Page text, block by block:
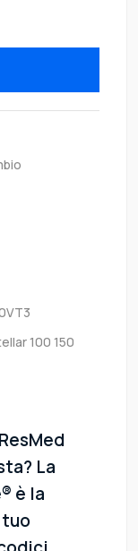
100 150
La
è la